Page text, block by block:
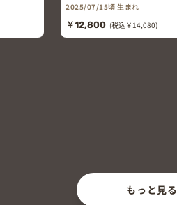
2025/07/15頃 生まれ
￥12,800 (税込￥14,080)
もっと見る